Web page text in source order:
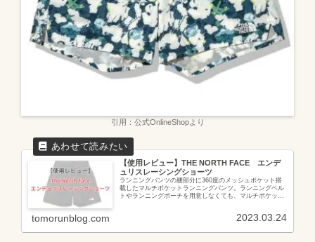
引用：公式OnlineShopより
【使用レビュー】THE NORTH FACE エンデ
ュリスレーシングショーツ
ランニングパンツの腰部分に360度のメッシュポケット搭
載したマルチポケットランニングパンツ。ランニングベル
トやランニングポーチを用意しなくても、マルチポケット
tomorunblog.com 2023.03.24